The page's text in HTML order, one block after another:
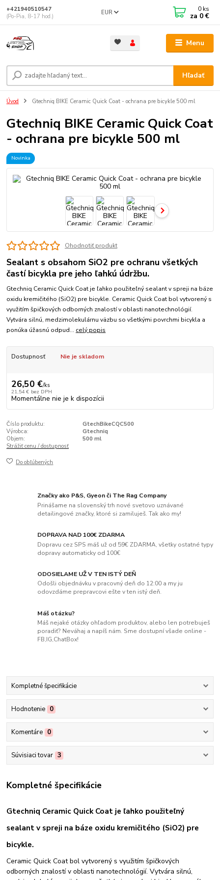
Menu
EUR
Hľadať
+421940510547
(Po-Pia, 8-17 hod.)
0 ks
za 0 €
Úvod Gtechniq BIKE Ceramic Quick Coat - ochrana pre bicykle 500 ml
Gtechniq BIKE Ceramic Quick Coat
- ochrana pre bicykle 500 ml
Novinka
Ohodnotiť produkt
Sealant s obsahom SiO2 pre ochranu všetkých
častí bicykla pre jeho ľahkú údržbu.
Gtechniq Ceramic Quick Coat je ľahko použiteľný sealant v spreji na báze
oxidu kremičitého (SiO2) pre bicykle. Ceramic Quick Coat bol vytvorený s
využitím špičkových odborných znalostí v oblasti nanotechnológií.
Vytvára silnú, medzimolekulárnu väzbu so všetkými povrchmi bicykla a
ponúka úžasnú odpud... celý popis
Dostupnosť Nie je skladom
26,50 €/ks
21,54 € bez DPH
Momentálne nie je k dispozícii
Číslo produktu:
GtechBikeCQC500
Výrobca:
Gtechniq
Objem:
500 ml
Strážiť cenu / dostupnosť
Do obľúbených
Značky ako P&S, Gyeon či The Rag Company
Prinášame na slovenský trh nové svetovo uznávané
detailingové značky, ktoré si zamiluješ. Tak ako my!
DOPRAVA NAD 100€ ZDARMA
Dopravu cez SPS máš už od 59€ ZDARMA, všetky ostatné typy
dopravy automaticky od 100€
ODOSIELAME UŽ V TEN ISTÝ DEŇ
Odošli objednávku v pracovný deň do 12:00 a my ju
odovzdáme prepravcovi ešte v ten istý deň.
Máš otázku?
Máš nejaké otázky ohľadom produktov, alebo len potrebuješ
poradiť? Neváhaj a napíš nám. Sme dostupní všade online -
FB,IG,ChatBox!
Kompletné špecifikácie
Hodnotenie 0
Komentáre 0
Súvisiaci tovar 3
Kompletné špecifikácie
Gtechniq Ceramic Quick Coat je ľahko použiteľný
sealant v spreji na báze oxidu kremičitého (SiO2) pre
bicykle.
Ceramic Quick Coat bol vytvorený s využitím špičkových
odborných znalostí v oblasti nanotechnológií. Vytvára silnú,